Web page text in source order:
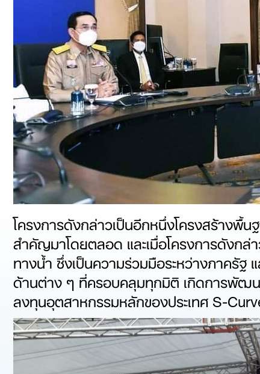
โครงการดังกล่าวเป็นอีกหนึ่งโครงสร้างพื้
สำคัญมาโดยตลอด และเมื่อโครงการดังกล่
ทางน้ำ ซึ่งเป็นความร่วมมือระหว่างภาครั
ด้านต่าง ๆ ที่ครอบคลุมทุกมิติ เกิดการพัฒน
ลงทุนอุตสาหกรรมหลักของประเทศ S-